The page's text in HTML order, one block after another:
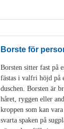
Borste för
Borsten sitter fast på
fästas i valfri höjd på
duschen. Borsten är
håret, ryggen eller
kroppen som kan
svarta spaken på